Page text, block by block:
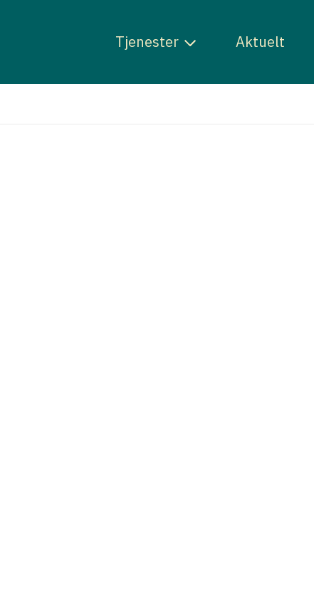
Tjenester Aktuelt